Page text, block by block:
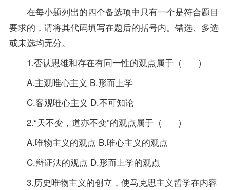
在每小题列出的四个备选项中只有一个是符合题目
要求的，请将其代码填写在题后的括号内。错选、多选
或未选均无分。
1.否认思维和存在有同一性的观点属于（ ）
A.主观唯心主义 B.形而上学
C.客观唯心主义 D.不可知论
2.“天不变，道亦不变”的观点属于（ ）
A.唯物主义的观点 B.唯心主义的观点
C.辩证法的观点 D.形而上学的观点
3.历史唯物主义的创立，使马克思主义哲学在内容